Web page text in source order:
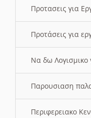
Προτασεις για
Προτάσεις για
Να δω Λογισμικο
Παρουσιαση
Περιφερειακο